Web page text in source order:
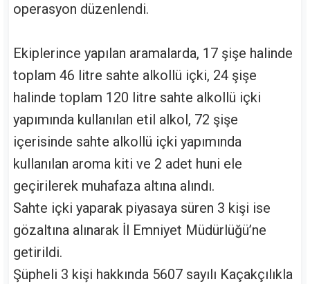
operasyon düzenlendi.
Ekiplerince yapılan aramalarda, 17 şişe halinde
toplam 46 litre sahte alkollü içki, 24 şişe
halinde toplam 120 litre sahte alkollü içki
yapımında kullanılan etil alkol, 72 şişe
içerisinde sahte alkollü içki yapımında
kullanılan aroma kiti ve 2 adet huni ele
geçirilerek muhafaza altına alındı.
Sahte içki yaparak piyasaya süren 3 kişi ise
gözaltına alınarak İl Emniyet Müdürlüğü’ne
getirildi.
Şüpheli 3 kişi hakkında 5607 sayılı Kaçakçılıkla